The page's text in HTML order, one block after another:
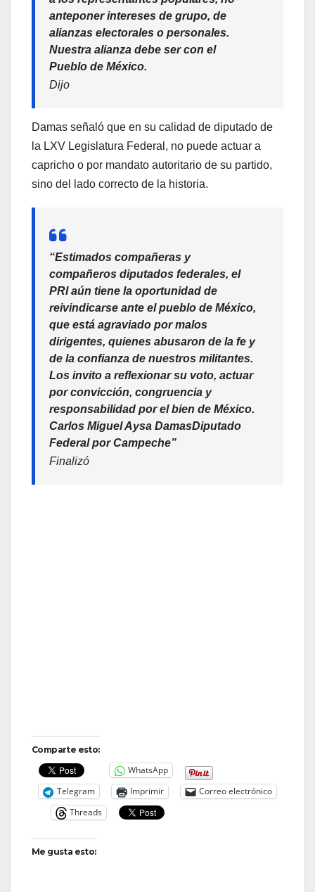
anteponer intereses de grupo, de
alianzas electorales o personales.
Nuestra alianza debe ser con el
Pueblo de México.
Dijo
Damas señaló que en su calidad de diputado de
la LXV Legislatura Federal, no puede actuar a
capricho o por mandato autoritario de su partido,
sino del lado correcto de la historia.
“Estimados compañeras y
compañeros diputados federales, el
PRI aún tiene la oportunidad de
reivindicarse ante el pueblo de México,
que está agraviado por malos
dirigentes, quienes abusaron de la fe y
de la confianza de nuestros militantes.
Los invito a reflexionar su voto, actuar
por convicción, congruencia y
responsabilidad por el bien de México.
Carlos Miguel Aysa DamasDiputado
Federal por Campeche”
Finalizó
Comparte esto:
WhatsApp
Telegram
Imprimir
Correo electrónico
Threads
Me gusta esto: